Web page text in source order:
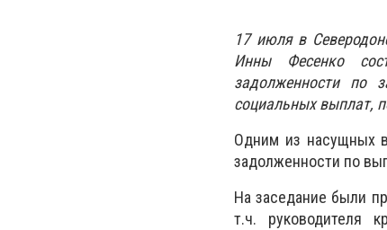
17 июля в
Инны Фесенко
задолженности по
социальных выплат,
Одним из насущных
задолженности по
На заседание были
т.ч. руководителя